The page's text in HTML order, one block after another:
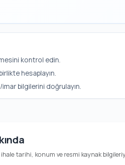
kontrol edin.
hesaplayın.
bilgilerini doğrulayın.
tarihi, konum ve resmi kaynak